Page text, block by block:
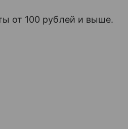
от 100 рублей и выше.